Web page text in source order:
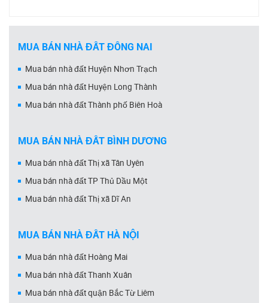
MUA BÁN NHÀ ĐẤT ĐỒNG NAI
Mua bán nhà đất Huyện Nhơn Trạch
Mua bán nhà đất Huyện Long Thành
Mua bán nhà đất Thành phố Biên Hoà
MUA BÁN NHÀ ĐẤT BÌNH DƯƠNG
Mua bán nhà đất Thị xã Tân Uyên
Mua bán nhà đất TP Thủ Dầu Một
Mua bán nhà đất Thị xã Dĩ An
MUA BÁN NHÀ ĐẤT HÀ NỘI
Mua bán nhà đất Hoàng Mai
Mua bán nhà đất Thanh Xuân
Mua bán nhà đất quận Bắc Từ Liêm